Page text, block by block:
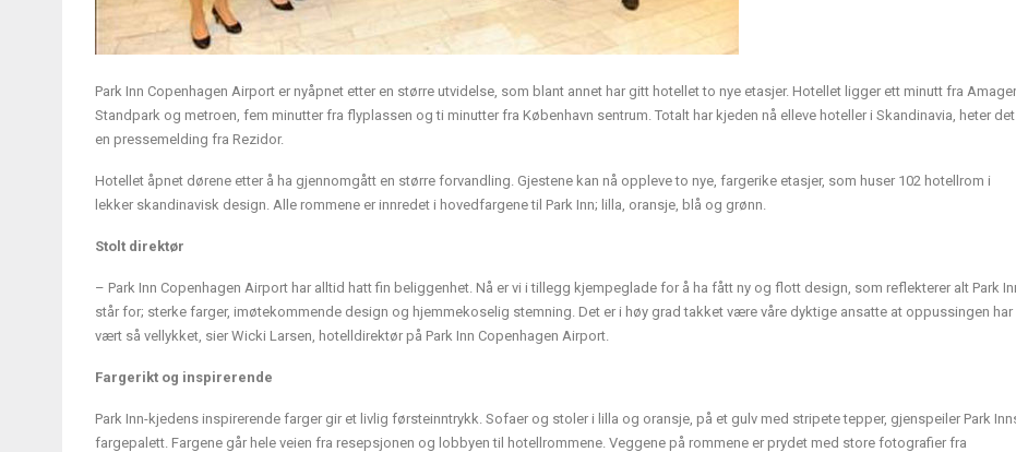
Park Inn Copenhagen Airport er nyåpnet etter en større utvidelse, som blant annet har gitt hotellet to nye etasjer. Hotellet ligger ett minutt fra Amager
Standpark og metroen, fem minutter fra flyplassen og ti minutter fra København sentrum. Totalt har kjeden nå elleve hoteller i Skandinavia, heter det
en pressemelding fra Rezidor.
Hotellet åpnet dørene etter å ha gjennomgått en større forvandling. Gjestene kan nå oppleve to nye, fargerike etasjer, som huser 102 hotellrom i
lekker skandinavisk design. Alle rommene er innredet i hovedfargene til Park Inn; lilla, oransje, blå og grønn.
Stolt direktør
– Park Inn Copenhagen Airport har alltid hatt fin beliggenhet. Nå er vi i tillegg kjempeglade for å ha fått ny og flott design, som reflekterer alt Park
står for; sterke farger, imøtekommende design og hjemmekoselig stemning. Det er i høy grad takket være våre dyktige ansatte at oppussingen har
vært så vellykket, sier Wicki Larsen, hotelldirektør på Park Inn Copenhagen Airport.
Fargerikt og inspirerende
Park Inn-kjedens inspirerende farger gir et livlig førsteinntrykk. Sofaer og stoler i lilla og oransje, på et gulv med stripete tepper, gjenspeiler Park
fargepalett. Fargene går hele veien fra resepsjonen og lobbyen til hotellrommene. Veggene på rommene er prydet med store fotografier fra